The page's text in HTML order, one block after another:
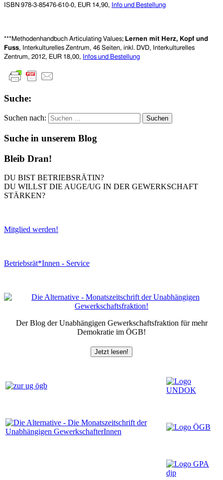
ISBN 978-3-85476-610-0, EUR 14,90, Info und Bestellung
***Methodenhandbuch Articulating Values; Lernen mit Herz, Kopf und
Fuss, Interkulturelles Zentrum, 46 Seiten, inkl. DVD, Interkulturelles
Zentrum, 2012, EUR 18,00, Infos und Bestellung
Suche:
Suchen nach:
Suche in unserem Blog
Bleib Dran!
DU BIST BETRIEBSRÄTIN?
DU WILLST DIE AUGE/UG IN DER GEWERKSCHAFT
STÄRKEN?
Mitglied werden!
Betriebsrät*Innen - Service
Der Blog der Unabhängigen Gewerkschaftsfraktion für mehr
Demokratie im ÖGB!
Jetzt lesen!